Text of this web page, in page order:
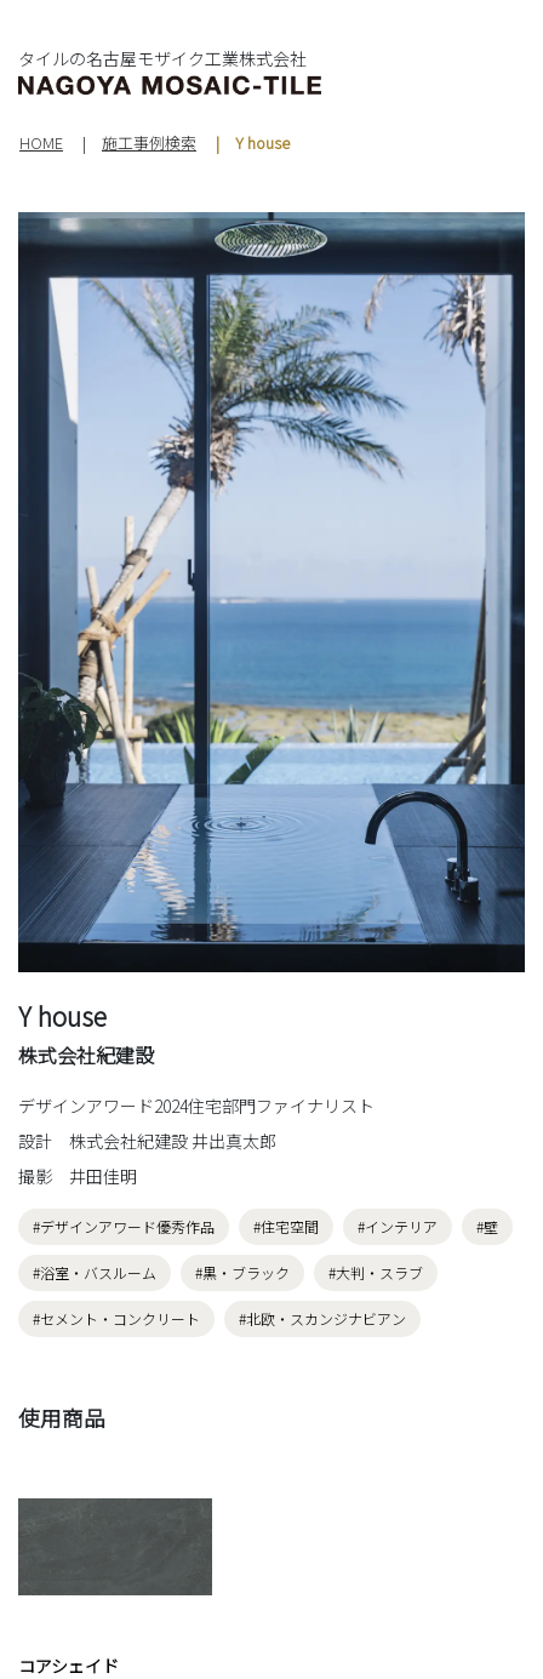
タイルの名古屋モザイク工業株式会社
HOME 施工事例検索 Y house
Y house
株式会社紀建設
デザインアワード2024住宅部門ファイナリスト
設計 株式会社紀建設 井出真太郎
撮影 井田佳明
#デザインアワード優秀作品 #住宅空間 #インテリア #壁
#浴室・バスルーム #黒・ブラック #大判・スラブ
#セメント・コンクリート #北欧・スカンジナビアン
使用商品
コアシェイド